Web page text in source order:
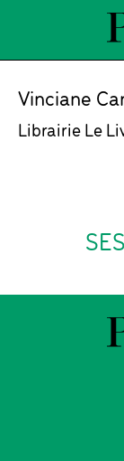
Vinciane
Librairie Le